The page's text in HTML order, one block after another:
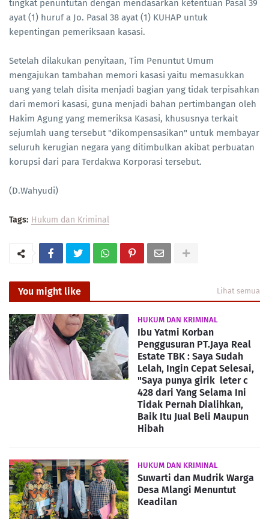
tingkat penuntutan dengan mendasarkan ketentuan Pasal 39
ayat (1) huruf a Jo. Pasal 38 ayat (1) KUHAP untuk
kepentingan pemeriksaan kasasi.
Setelah dilakukan penyitaan, Tim Penuntut Umum
mengajukan tambahan memori kasasi yaitu memasukkan
uang yang telah disita menjadi bagian yang tidak terpisahkan
dari memori kasasi, guna menjadi bahan pertimbangan oleh
Hakim Agung yang memeriksa Kasasi, khususnya terkait
sejumlah uang tersebut "dikompensasikan" untuk membayar
seluruh kerugian negara yang ditimbulkan akibat perbuatan
korupsi dari para Terdakwa Korporasi tersebut.
(D.Wahyudi)
Tags: Hukum dan Kriminal
You might like Lihat semua
HUKUM DAN KRIMINAL
Ibu Yatmi Korban
Penggusuran PT.Jaya Real
Estate TBK : Saya Sudah
Lelah, Ingin Cepat Selesai,
"Saya punya girik leter c
428 dari Yang Selama Ini
Tidak Pernah Dialihkan,
Baik Itu Jual Beli Maupun
Hibah
HUKUM DAN KRIMINAL
Suwarti dan Mudrik Warga
Desa Mlangi Menuntut
Keadilan